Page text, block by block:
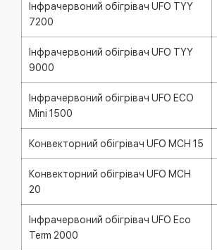
Інфрачервоний обігрівач UFO TYY
7200
Інфрачервоний обігрівач UFO TYY
9000
Інфрачервоний обігрівач UFO ECO
Mini 1500
Конвекторний обігрівач UFO MCH 15
Конвекторний обігрівач UFO MCH
20
Інфрачервоний обігрівач UFO Eco
Term 2000